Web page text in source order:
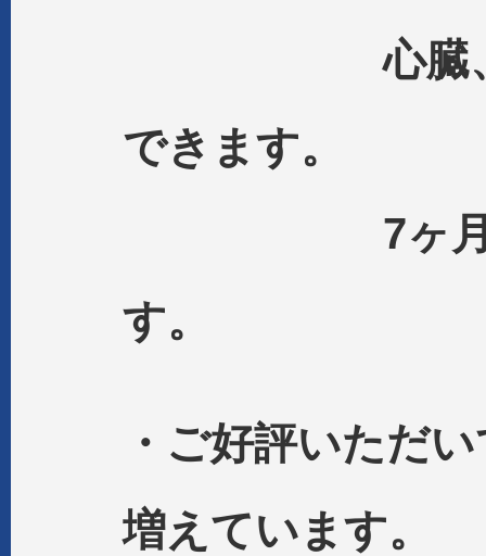
心臓、腹部
できます。
7ヶ月,10ヶ
す。
・ご好評いただ
増えています。